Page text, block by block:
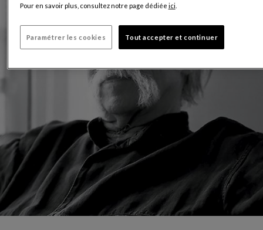
Pour en savoir plus, consultez notre page dédiée ici.
Paramétrer les cookies Tout accepter et continuer